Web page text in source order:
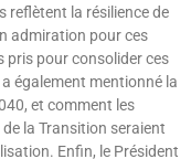
reflètent la résilience de
admiration pour ces
pris pour consolider ces
également mentionné la
et comment les
la Transition seraient
Enfin, le Président